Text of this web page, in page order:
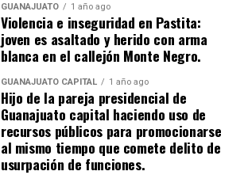
GUANAJUATO 1 año ago
Violencia e inseguridad en Pastita:
joven es asaltado y herido con arma
blanca en el callejón Monte Negro.
GUANAJUATO CAPITAL 1 año ago
Hijo de la pareja presidencial de
Guanajuato capital haciendo uso de
recursos públicos para promocionarse
al mismo tiempo que comete delito de
usurpación de funciones.